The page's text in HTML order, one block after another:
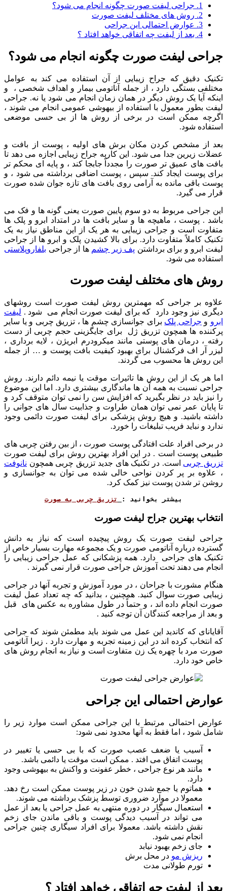
1. جراحی لیفت صورت چگونه انجام می شود؟
2. روش های مختلف لیفت صورت
3. عوارض احتمالی این جراحی
4. بعد از لیفت چه اتفاقی خواهد افتاد ؟
جراحی لیفت صورت چگونه انجام می شود؟
تکنیک دقیق که جراح زیبایی از آن استفاده می کند به عوامل
مختلفی بستگی دارد ، از جمله آناتومی بیمار و اهداف شخصی ، و
اینکه آیا یک روش دیگر در همان زمان انجام می شود یا نه. جراحی
لیفت بطور معمول با استفاده از بیهوشی عمومی انجام می شوند ،
اگرچه ممکن است در برخی از روش ها از بی حسی موضعی
استفاده شود.
بعد از مشخص کردن مکان برش های اولیه ، پوست از بافت و
عضلات زیرین جدا می شود. این کاربه جراح زیبایی اجازه می دهد تا
بافت های عمیق تر صورت را مجدداً جابجا کند ، و پایه ای محکم تر
برای پوست ایجاد کند. سپس ، پوست اضافی برداشته می شود ، و
پوست باقی مانده به آرامی روی بافت های تازه جوان شده صورت
قرار می گیرد.
این جراحی مربوط به دو سوم پایین صورت یعنی گونه ها و فک می
باشد . پوست ، ماهیچه ها و سایر بافت ها در امتداد ابرو و پلک ها
متفاوت است و جراحی زیبایی به هر یک از این مناطق نیاز به یک
تکنیک کاملاً متفاوت دارد. برای بالا کشیدن پلک و ابرو ها از جراحی
لیفت ابرو و برای برداشتن پف زیر چشم ها از جراحی بلفاروپلاستی
استفاده می شود.
روش های مختلف لیفت صورت
علاوه بر جراحی که مهمترین روش لیفت صورت است روشهای
دیگری نیز وجود دارد که برای لیفت صورت انجام می شود . لیفت
ابرو و جراحی پلک برای جوانسازی چشم ها ، تزریق چربی و یا سایر
پرکننده ها همچون تزریق ژل برای جایگزینی حجم چربی از دست
رفته ، درمان های پوستی مانند میکرودرم ابریژن ، لایه برداری ،
لیزر آر اف فرکشنال برای بهبود کیفیت بافت پوست و … از جمله
این روش ها محسوب می گردند.
اما هر یک از این روش ها تاثیرات موقت یا نیمه دائم دارند. روش
جراحی نسبت به همه آن ها ماندگاری بیشتری دارد. اما این موضوع
را نیز باید در نظر بگیرید که افزایش سن را نمی توان متوقف کرد و
تا پایان عمر نمی توان همان طراوت و جذابیت سال های جوانی را
داشته باشید. و هیچ روش پزشکی برای لیفت صورت دائمی وجود
ندارد و نباید فریب تبلیغات را خورد.
در برخی افراد علت افتادگی پوست صورت ، از بین رفتن چربی های
طبیعی پوست است . در این افراد بهترین روش برای لیفت صورت
تزریق چربی است. در تکنیک های جدید تزریق چربی همچون نانوفت
، علاوه بر پر کردن نواحی خالی شده می توان به جوانسازی و
روشن تر شدن پوست نیز کمک کرد.
بیشتر بخوانید : تزریق چربی به صورت
انتخاب بهترین جراح لیفت صورت
جراحی لیفت صورت یک روش پیچیده است که نیاز به دانش
گسترده درباره آناتومی صورت و یک مجموعه مهارت بسیار خاص از
تکنیک های جراحی دارد. همه پزشکانی که عمل جراحی زیبایی را
انجام می دهند تحت آموزش جراحی صورت قرار نمی گیرند .
هنگام مشورت با جراحان ، در مورد آموزش و تجربه آنها در جراحی
زیبایی صورت سوال کنید. همچنین ، بدانید که چه تعداد عمل لیفت
صورت انجام داده اند ، و حتماً در طول مشاوره به عکس های قبل
و بعد از مراجعه کنندگان آن توجه کنید .
آقایانای که کاندید این عمل می شوند باید مطمئن شوند که جراحی
که انتخاب کرده اند در این زمینه تجربه و مهارت دارد . زیرا آناتومی
صورت مرد با چهره یک زن متفاوت است و نیاز به انجام روش های
خاص خود دارد.
عوارض احتمالی این جراحی
عوارض احتمالی مرتبط با این جراحی ممکن است موارد زیر را
شامل شود ، اما فقط به آنها محدود نمی شود:
آسیب یا ضعف عصب صورت که با بی حسی یا تغییر در
پوست اتفاق می افتد . ممکن است موقت یا دائمی باشد.
مانند هر نوع جراحی ، خطر عفونت و واکنش به بیهوشی وجود
دارد.
هماتوم یا جمع شدن خون در زیر پوست ممکن است رخ دهد.
معمولا در موارد ضروری توسط پزشک برداشته می شوند.
استعمال سیگار در دوره منتهی به عمل جراحی یا بعد از عمل
می تواند در آسیب دیدگی پوست و باقی ماندن جای زخم
نقش داشته باشد. معمولا برای افراد سیگاری چنین جراحی
انجام نمی شود.
جای زخم بهبود نیابد
ریزش مو در محل برش
تورم طولانی مدت
بعد از لیفت چه اتفاقی خواهد افتاد ؟